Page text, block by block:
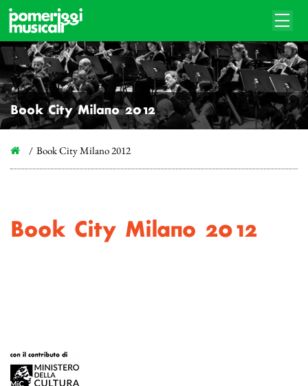
Book City Milano 2012
Book City Milano 2012
Book City Milano 2012